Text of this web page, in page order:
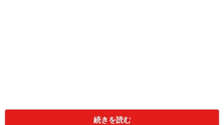
結婚すればセックスレスな日常は変わる？
続きを読む